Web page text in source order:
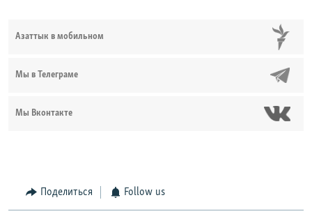
Азаттык в мобильном
Мы в Телеграме
Мы Вконтакте
Поделиться Follow us